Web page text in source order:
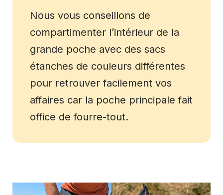
Nous vous conseillons de
compartimenter l’intérieur de la
grande poche avec des sacs
étanches de couleurs différentes
pour retrouver facilement vos
affaires car la poche principale fait
office de fourre-tout.